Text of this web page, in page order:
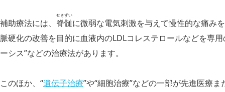
補助療法には、 脊髄
せきずい
に微弱な電気刺激を与えて慢性的な痛み
脈硬化の改善を目的に血液内のLDLコレステロールなどを専
ーシス”などの治療法があります。
このほか、“遺伝子治療”や“細胞治療”などの一部が先進医療